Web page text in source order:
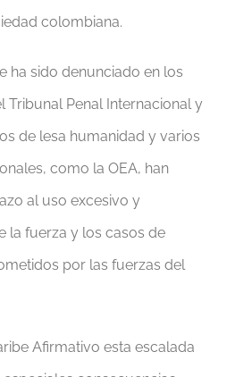
colombiana.
ha sido denunciado en los
Tribunal Penal Internacional y
de lesa humanidad y varios
como la OEA, han
al uso excesivo y
la fuerza y los casos de
por las fuerzas del
Afirmativo esta escalada